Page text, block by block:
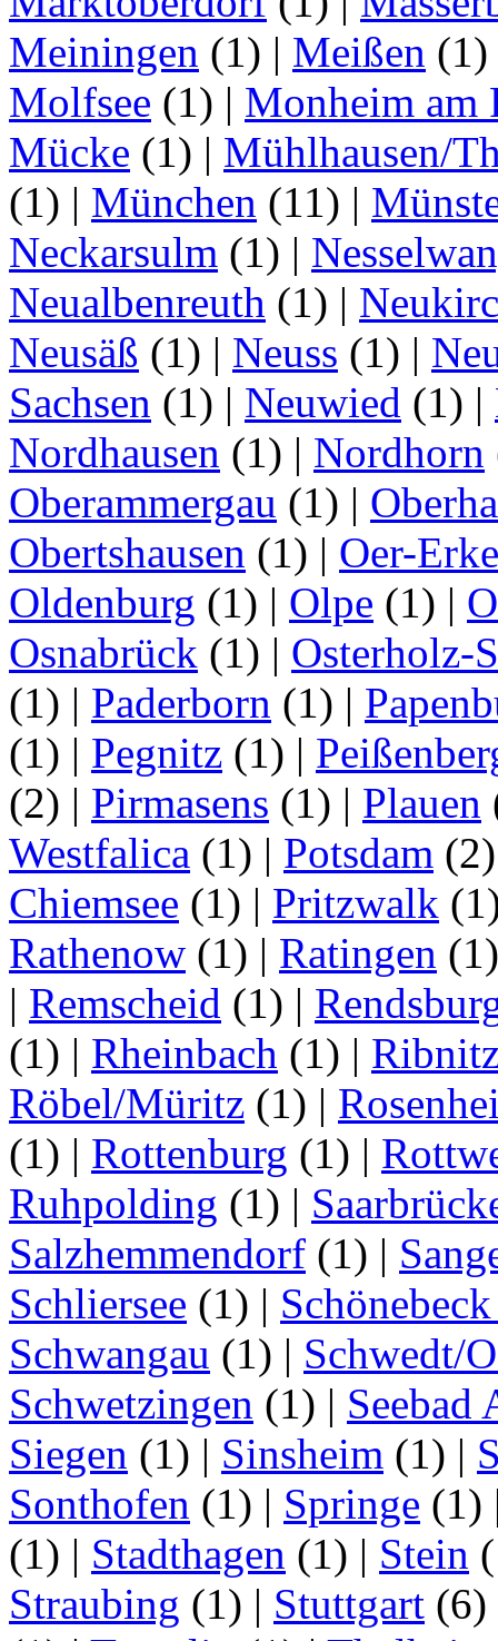
Meiningen (1) | Meißen (1)
Molfsee (1) | Monheim am
Mücke (1) | Mühlhausen/
(1) | München (11) |
Neckarsulm (1) |
Neualbenreuth (1) |
Neusäß (1) | Neuss (1) |
Sachsen (1) | Neuwied (1) |
Nordhausen (1) | Nordhorn
Oberammergau (1) |
Obertshausen (1) | Oer-
Oldenburg (1) | Olpe (1) |
Osnabrück (1) | Osterholz-
(1) | Paderborn (1) |
(1) | Pegnitz (1) |
(2) | Pirmasens (1) | Plauen
Westfalica (1) | Potsdam
Chiemsee (1) | Pritzwalk
Rathenow (1) | Ratingen
| Remscheid (1) |
(1) | Rheinbach (1) |
Röbel/Müritz (1) |
(1) | Rottenburg (1) |
Ruhpolding (1) |
Salzhemmendorf (1) |
Schliersee (1) |
Schwangau (1) | Schwedt/
Schwetzingen (1) | Seebad
Siegen (1) | Sinsheim (1) |
Sonthofen (1) | Springe (1)
(1) | Stadthagen (1) | Stein
Straubing (1) | Stuttgart (6)